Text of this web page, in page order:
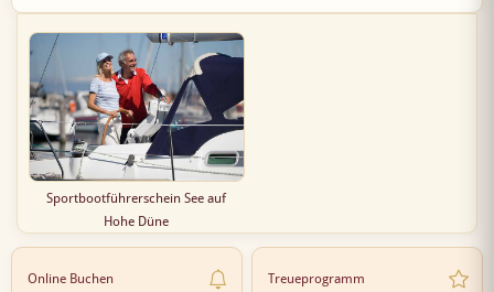
Sportbootführerschein See auf
Hohe Düne
Online Buchen Treueprogramm